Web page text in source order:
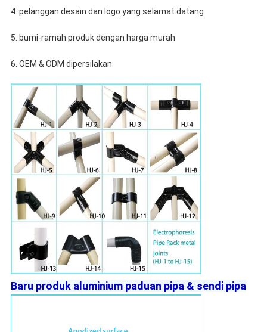
4. pelanggan desain dan logo yang selamat datang
5. bumi-ramah produk dengan harga murah
6. OEM & ODM dipersilakan
Baru produk aluminium paduan pipa & sendi pipa